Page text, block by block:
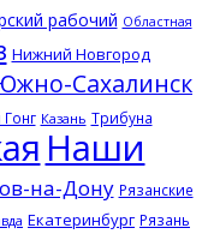
рабочий Областная
Нижний Новгород
Сахалинск
Казань Трибуна
Наши
на-Дону Рязанские
Екатеринбург Рязань